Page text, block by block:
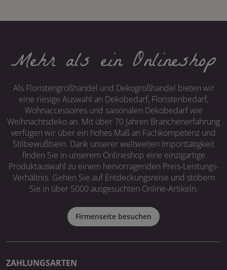
Mehr als ein Onlineshop
Als Floristengroßhandel und Dekogroßhandel bieten wir
eine riesige Auswahl an Dekobedarf, Floristenbedarf,
Wohnaccessoires und saisonalen Dekobedarf wie
Weihnachtsdeko an. Mit über 70 Jahren Branchenerfahrung
verfügen wir über ein hohes Maß an Fachkompetenz und
Stilbewußtsein. Dank unserer weltweiten Importtätigkeit
finden Sie in unserem Onlineshop eine einzigartige
Produktauswahl zu einem hervorragenden Preis-Leistungs-
Verhältnis. Gehen Sie auf Entdeckungsreise und stöbern
Sie in über 5000 ausgesuchten Online-Artikeln.
Firmenseite besuchen
ZAHLUNGSARTEN